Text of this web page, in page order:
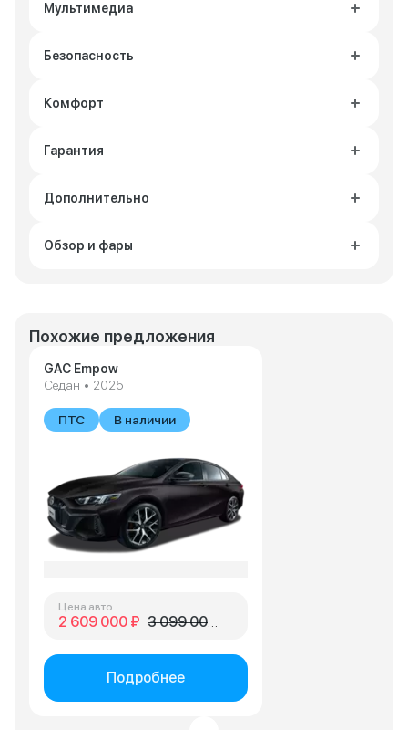
Мультимедиа
Безопасность
Комфорт
Гарантия
Дополнительно
Обзор и фары
Похожие предложения
GAC Empow
Седан • 2025
ПТС В наличии
Цена авто
2 609 000 ₽ 3 099 000 ₽
Подробнее